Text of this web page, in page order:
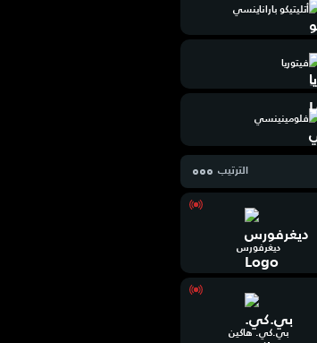
فلومينينسي
أتليتيكو باراناينسي
فيتوريا
الترتيب
ديغرفورس
بي.كي. هاكين